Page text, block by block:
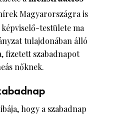
Magyarországra is
testülete ma
tulajdonában álló
fizetett szabadnapot
nőknek.
hogy a szabadnap